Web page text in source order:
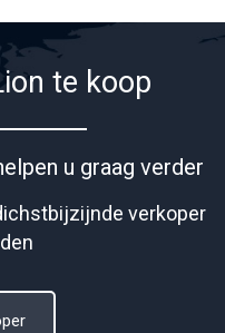
te koop
u graag verder
verkoper